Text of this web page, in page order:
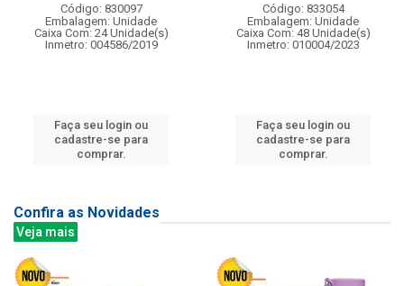
Código: 830097
Embalagem: Unidade
Caixa Com: 24 Unidade(s)
Inmetro: 004586/2019
Faça seu login ou
cadastre-se para
comprar.
Código: 833054
Embalagem: Unidade
Caixa Com: 48 Unidade(s)
Inmetro: 010004/2023
Faça seu login ou
cadastre-se para
comprar.
Confira as Novidades
Veja mais